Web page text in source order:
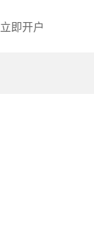
立即开户